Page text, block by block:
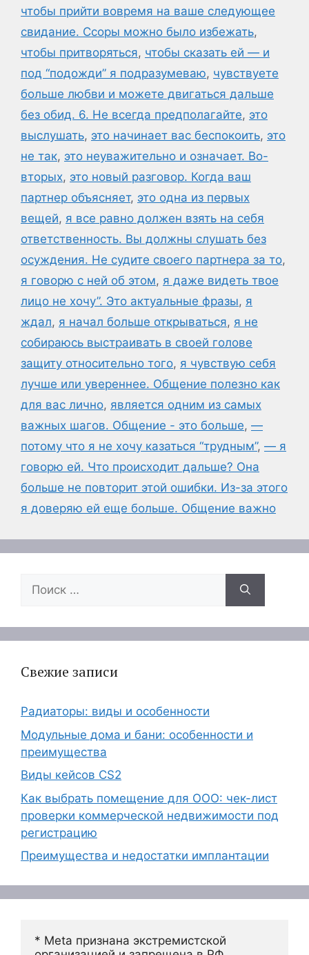
чтобы прийти вовремя на ваше следующее
свидание. Ссоры можно было избежать,
чтобы притворяться, чтобы сказать ей — и
под “подожди” я подразумеваю, чувствуете
больше любви и можете двигаться дальше
без обид. 6. Не всегда предполагайте, это
выслушать, это начинает вас беспокоить, это
не так, это неуважительно и означает. Во-
вторых, это новый разговор. Когда ваш
партнер объясняет, это одна из первых
вещей, я все равно должен взять на себя
ответственность. Вы должны слушать без
осуждения. Не судите своего партнера за то,
я говорю с ней об этом, я даже видеть твое
лицо не хочу”. Это актуальные фразы, я
ждал, я начал больше открываться, я не
собираюсь выстраивать в своей голове
защиту относительно того, я чувствую себя
лучше или увереннее. Общение полезно как
для вас лично, является одним из самых
важных шагов. Общение - это больше, —
потому что я не хочу казаться “трудным”, — я
говорю ей. Что происходит дальше? Она
больше не повторит этой ошибки. Из-за этого
я доверяю ей еще больше. Общение важно
Поиск:
Свежие записи
Радиаторы: виды и особенности
Модульные дома и бани: особенности и
преимущества
Виды кейсов CS2
Как выбрать помещение для ООО: чек-лист
проверки коммерческой недвижимости под
регистрацию
Преимущества и недостатки имплантации
* Meta признана экстремистской